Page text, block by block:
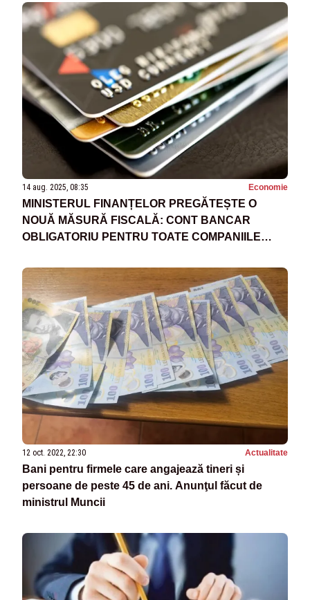
14 aug. 2025, 08:35 Economie
MINISTERUL FINANȚELOR PREGĂTEȘTE O
NOUĂ MĂSURĂ FISCALĂ: CONT BANCAR
OBLIGATORIU PENTRU TOATE COMPANIILE
12 oct. 2022, 22:30 Actualitate
Bani pentru firmele care angajează tineri și
persoane de peste 45 de ani. Anunţul făcut de
ministrul Muncii